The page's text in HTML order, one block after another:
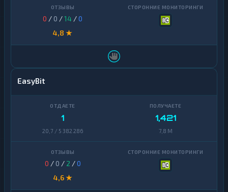
0 / 0 /14 /0
4,8 ★
EasyBit
1
20,7 / 5 382 286
1,421
7,8 M
0 / 0 / 2 /0
4,6 ★